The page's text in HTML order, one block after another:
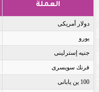
العملة
دولار أمريكى
يورو
جنيه إسترلينى
فرنك سويسرى
100 ين يابانى